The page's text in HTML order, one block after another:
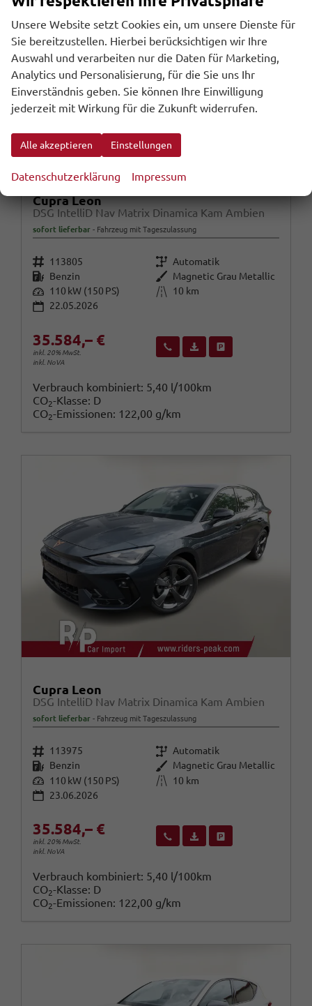
Cupra Leon
DSG IntelliD Nav Matrix Dinamica Kam Ambien
sofort lieferbar Fahrzeug mit Tageszulassung
Fahrzeugnr. 113805 Getriebe Automatik
Kraftstoff Benzin Außenfarbe
Magnetic Grau Metallic
Leistung 110 kW (150 PS) Kilometerstand
10 km
22.05.2026
35.584,– €
inkl. 20% MwSt.
inkl. NoVA
Wir rufen Sie anFahrzeugexposé (PDF)
Verbrauch kombiniert: 5,40 l/100km
CO2-Klasse: D
CO2-Emissionen: 122,00 g/km
Cupra Leon
DSG IntelliD Nav Matrix Dinamica Kam Ambien
sofort lieferbar Fahrzeug mit Tageszulassung
Fahrzeugnr. 113975 Getriebe Automatik
Kraftstoff Benzin Außenfarbe Magnetic Grau Metallic
Leistung 110 kW (150 PS) Kilometerstand
10 km
23.06.2026
35.584,– €
inkl. 20% MwSt.
inkl. NoVA
Wir rufen Sie anFahrzeugexposé (PDF)
Verbrauch kombiniert: 5,40 l/100km
CO2-Klasse: D
CO2-Emissionen: 122,00 g/km
Unsere Website setzt Cookies ein, um unsere Dienste für
Sie bereitzustellen. Hierbei berücksichtigen wir Ihre
Auswahl und verarbeiten nur die Daten für Marketing,
Analytics und Personalisierung, für die Sie uns Ihr
Einverständnis geben. Sie können Ihre Einwilligung
jederzeit mit Wirkung für die Zukunft widerrufen.
Alle akzeptieren Einstellungen
Datenschutzerklärung Impressum